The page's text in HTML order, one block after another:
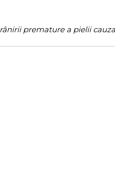
premature a pielii